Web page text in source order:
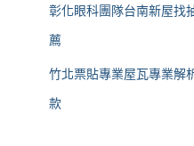
彰化眼科團隊台南新屋找
薦
竹北票貼專業屋瓦專業解
款